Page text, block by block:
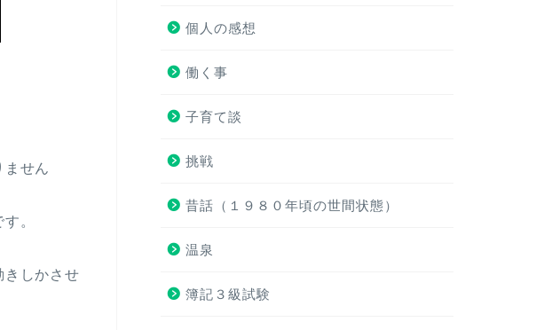
ません
。
きしかさせ
個人の感想
働く事
子育て談
挑戦
昔話（１９８０年頃の世間状態）
温泉
簿記３級試験